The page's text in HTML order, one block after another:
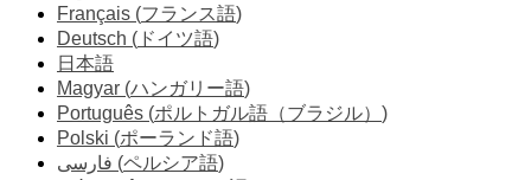
Français (フランス語)
Deutsch ( ドイツ語)
日本語
Magyar (ハンガリー語)
Português (ポルトガル語（ブラジル） )
Polski (ポーランド語)
فارسی (ペルシア語)